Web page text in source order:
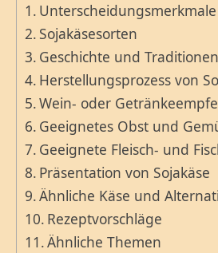
Sojakäsesorten
Geschichte und
Herstellungsprozess von
Wein- oder
Geeignetes Obst und
Geeignete Fleisch- und
Präsentation von Sojakäse
Ähnliche Käse und
Rezeptvorschläge
Ähnliche Themen